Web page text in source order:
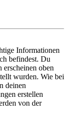
Informationen
befindest. Du
erscheinen oben
wurden. Wie bei
deinen
erstellen
von der